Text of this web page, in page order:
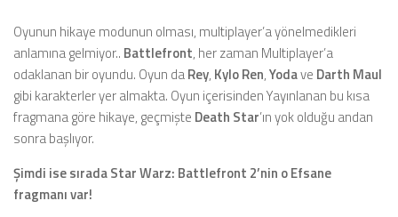
Oyunun hikaye modunun olması, multiplayer’a yönelmedikleri
anlamına gelmiyor.. Battlefront, her zaman Multiplayer’a
odaklanan bir oyundu. Oyun daRey, KyloRen,Yodave Darth Maul
gibi karakterler yer almakta. Oyun içerisinden Yayınlanan bu kısa
fragmana göre hikaye, geçmişte Death Star’ın yok olduğu andan
sonra başlıyor.
Şimdi ise sırada Star Warz: Battlefront 2’nin o Efsane
fragmanı var!